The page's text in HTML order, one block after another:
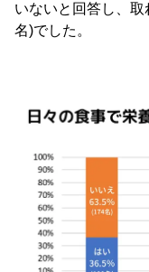
いないと回答し、
名)でした。